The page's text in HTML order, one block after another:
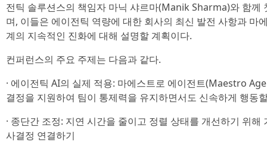
전틱 솔루션스의 책임자 마닉 샤르마(Manik Sharma)와 함께
며, 이들은 에이전틱 역량에 대한 회사의 최신 발전 사항과
계의 지속적인 진화에 대해 설명할 계획이다.
컨퍼런스의 주요 주제는 다음과 같다.
· 에이전틱 AI의 실제 적용: 마에스트로 에이전트(Maestro
결정을 지원하여 팀이 통제력을 유지하면서도 신속하게 행동
· 종단간 조정: 지연 시간을 줄이고 정렬 상태를 개선하기 위
사결정 연결하기